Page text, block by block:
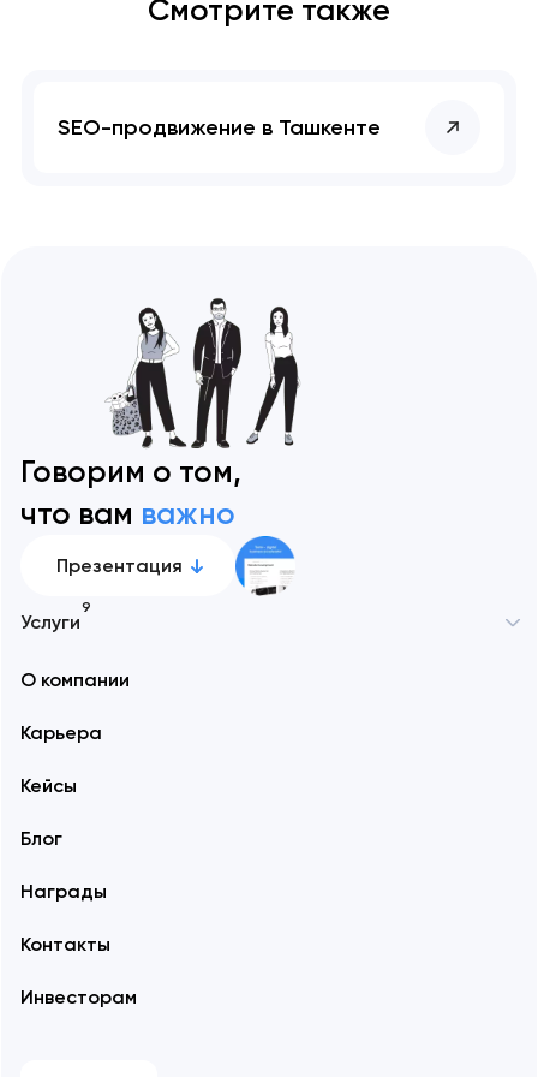
Смотрите также
SEO-продвижение в Ташкенте
Говорим о том,
что вам важно
Презентация
Услуги
9
О компании
Карьера
Кейсы
Блог
Награды
Контакты
Инвесторам